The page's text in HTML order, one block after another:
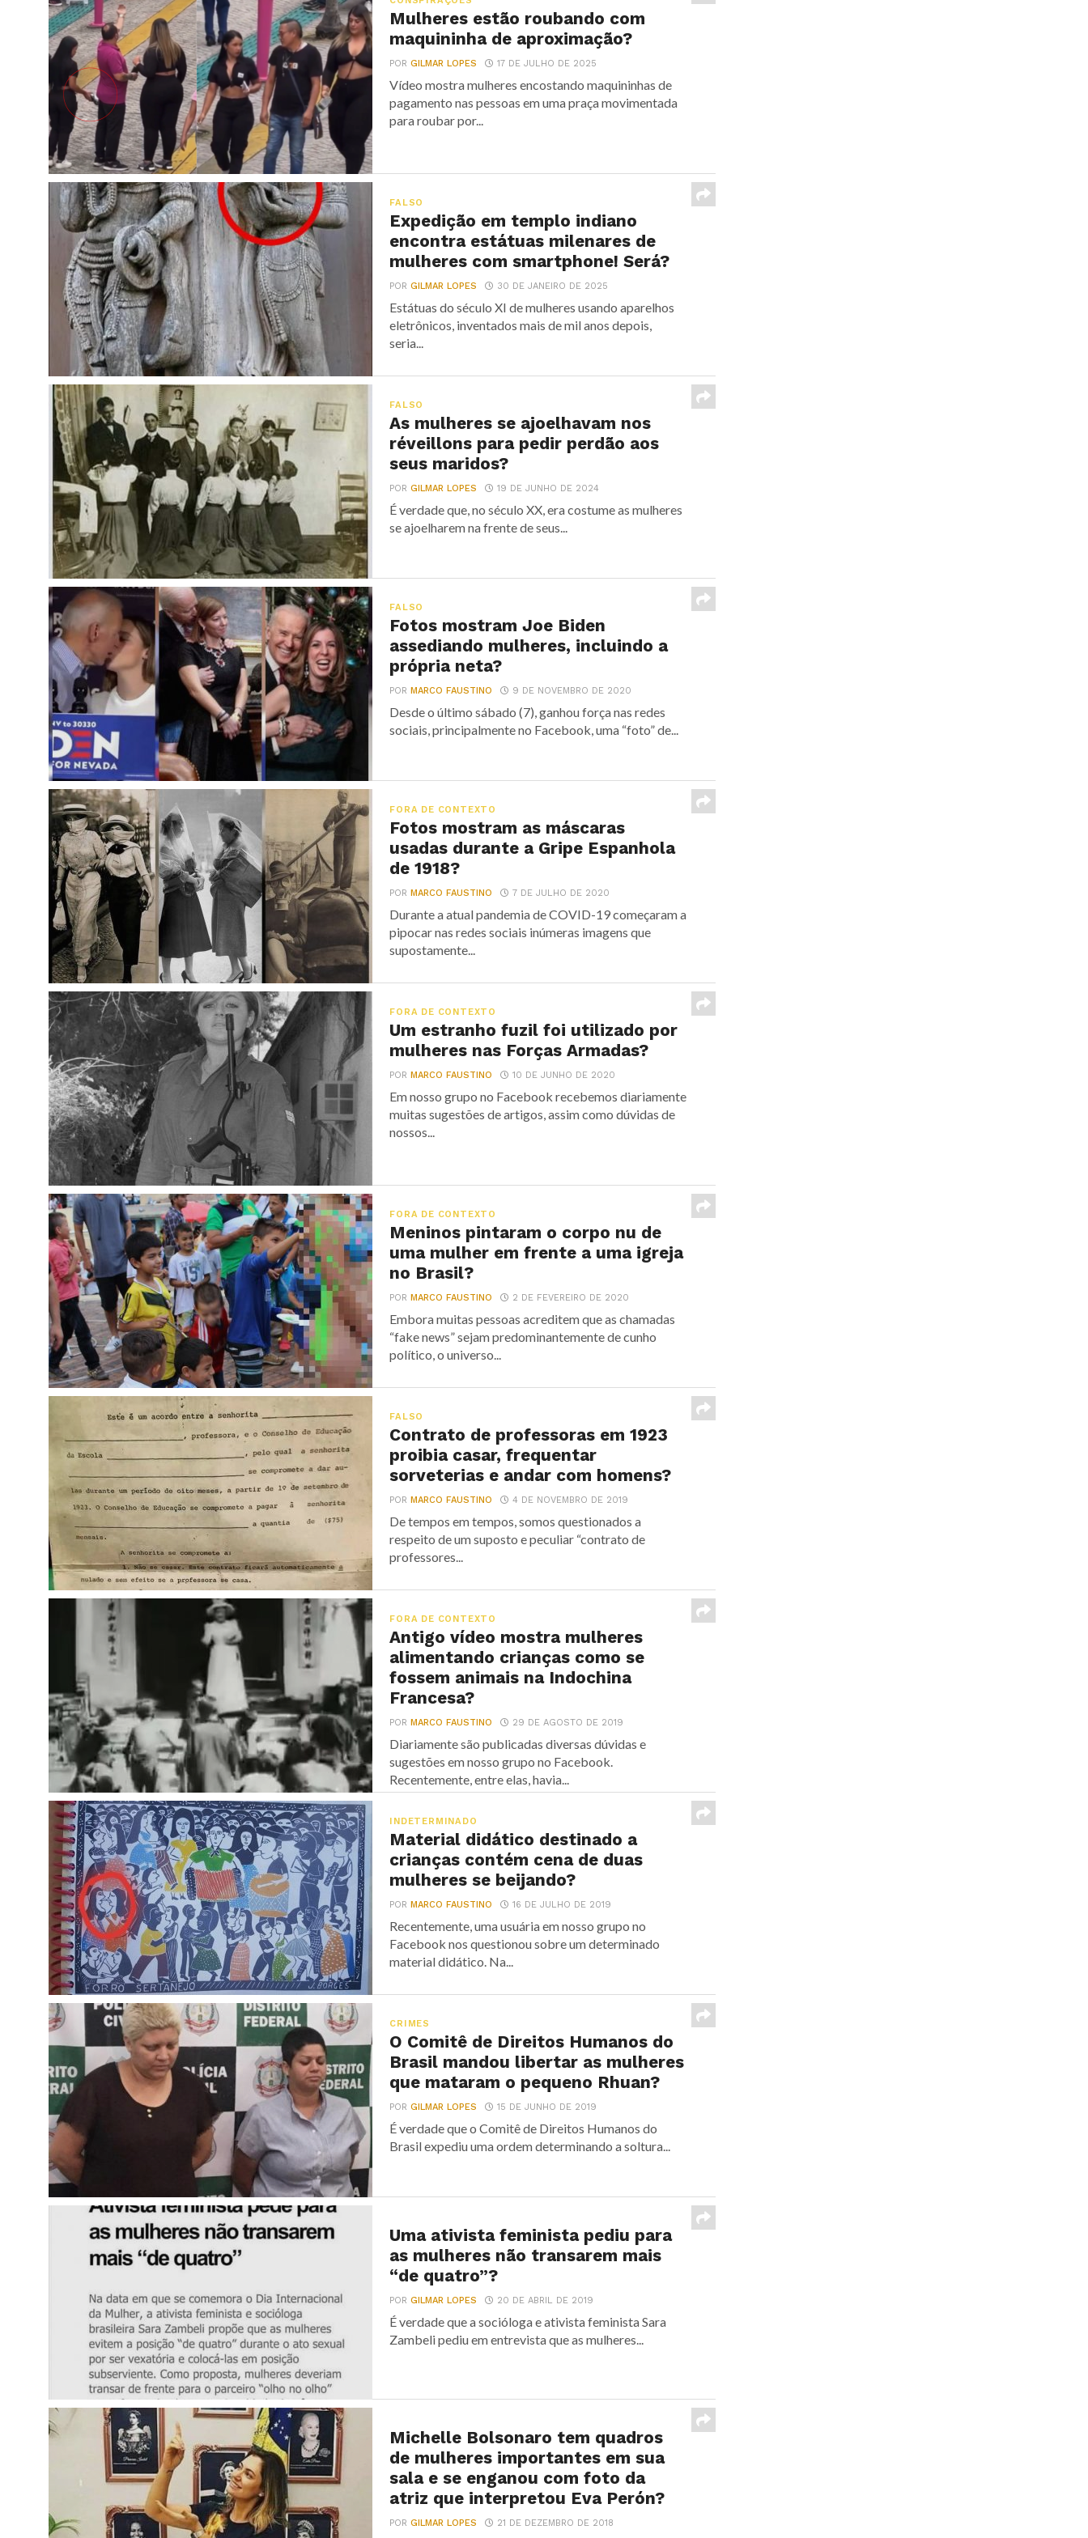
Mulheres estão roubando com
maquininha de aproximação?
PORGILMAR LOPES 17 DE JULHO DE 2025
Vídeo mostra mulheres encostando maquininhas de
pagamento nas pessoas em uma praça movimentada
para roubar por...
FALSO
Expedição em templo indiano
encontra estátuas milenares de
mulheres com smartphone! Será?
PORGILMAR LOPES 30 DE JANEIRO DE 2025
Estátuas do século XI de mulheres usando aparelhos
eletrônicos, inventados mais de mil anos depois,
seria...
FALSO
As mulheres se ajoelhavam nos
réveillons para pedir perdão aos
seus maridos?
PORGILMAR LOPES 19 DE JUNHO DE 2024
É verdade que, no século XX, era costume as mulheres
se ajoelharem na frente de seus...
FALSO
Fotos mostram Joe Biden
assediando mulheres, incluindo a
própria neta?
PORMARCO FAUSTINO 9 DE NOVEMBRO DE 2020
Desde o último sábado (7), ganhou força nas redes
sociais, principalmente no Facebook, uma “foto” de...
FORA DE CONTEXTO
Fotos mostram as máscaras
usadas durante a Gripe Espanhola
de 1918?
PORMARCO FAUSTINO 7 DE JULHO DE 2020
Durante a atual pandemia de COVID-19 começaram a
pipocar nas redes sociais inúmeras imagens que
supostamente...
FORA DE CONTEXTO
Um estranho fuzil foi utilizado por
mulheres nas Forças Armadas?
PORMARCO FAUSTINO 10 DE JUNHO DE 2020
Em nosso grupo no Facebook recebemos diariamente
muitas sugestões de artigos, assim como dúvidas de
nossos...
FORA DE CONTEXTO
Meninos pintaram o corpo nu de
uma mulher em frente a uma igreja
no Brasil?
PORMARCO FAUSTINO 2 DE FEVEREIRO DE 2020
Embora muitas pessoas acreditem que as chamadas
“fake news” sejam predominantemente de cunho
político, o universo...
FALSO
Contrato de professoras em 1923
proibia casar, frequentar
sorveterias e andar com homens?
PORMARCO FAUSTINO 4 DE NOVEMBRO DE 2019
De tempos em tempos, somos questionados a
respeito de um suposto e peculiar “contrato de
professores...
FORA DE CONTEXTO
Antigo vídeo mostra mulheres
alimentando crianças como se
fossem animais na Indochina
Francesa?
PORMARCO FAUSTINO 29 DE AGOSTO DE 2019
Diariamente são publicadas diversas dúvidas e
sugestões em nosso grupo no Facebook.
Recentemente, entre elas, havia...
INDETERMINADO
Material didático destinado a
crianças contém cena de duas
mulheres se beijando?
PORMARCO FAUSTINO 16 DE JULHO DE 2019
Recentemente, uma usuária em nosso grupo no
Facebook nos questionou sobre um determinado
material didático. Na...
CRIMES
O Comitê de Direitos Humanos do
Brasil mandou libertar as mulheres
que mataram o pequeno Rhuan?
PORGILMAR LOPES 15 DE JUNHO DE 2019
É verdade que o Comitê de Direitos Humanos do
Brasil expediu uma ordem determinando a soltura...
Uma ativista feminista pediu para
as mulheres não transarem mais
“de quatro”?
PORGILMAR LOPES 20 DE ABRIL DE 2019
É verdade que a socióloga e ativista feminista Sara
Zambeli pediu em entrevista que as mulheres...
Michelle Bolsonaro tem quadros
de mulheres importantes em sua
sala e se enganou com foto da
atriz que interpretou Eva Perón?
PORGILMAR LOPES 21 DE DEZEMBRO DE 2018